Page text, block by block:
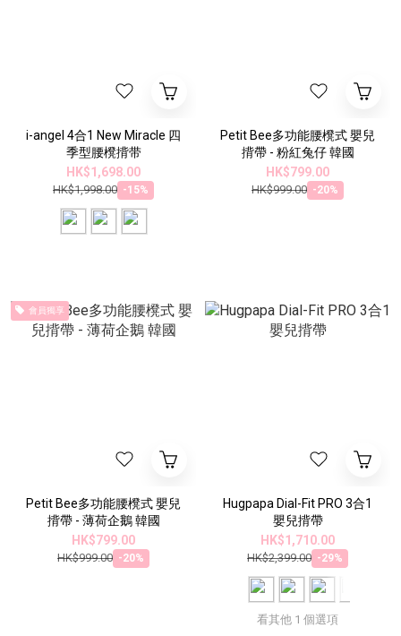
i-angel 4合1 New Miracle 四
季型腰櫈揹带
HK$1,698.00
HK$1,998.00 -15%
Petit Bee多功能腰櫈式 嬰兒
揹帶 - 粉紅兔仔 韓國
HK$799.00
HK$999.00 -20%
會員獨享
Petit Bee多功能腰櫈式 嬰兒
揹帶 - 薄荷企鵝 韓國
HK$799.00
HK$999.00 -20%
Hugpapa Dial-Fit PRO 3合1
嬰兒揹帶
HK$1,710.00
HK$2,399.00 -29%
看其他 1 個選項